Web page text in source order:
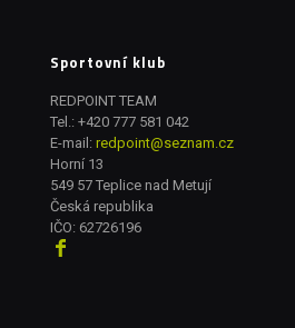
Sportovní klub
REDPOINT TEAM
Tel.: +420 777 581 042
E-mail: redpoint@seznam.cz
Horní 13
549 57 Teplice nad Metují
Česká republika
IČO: 62726196